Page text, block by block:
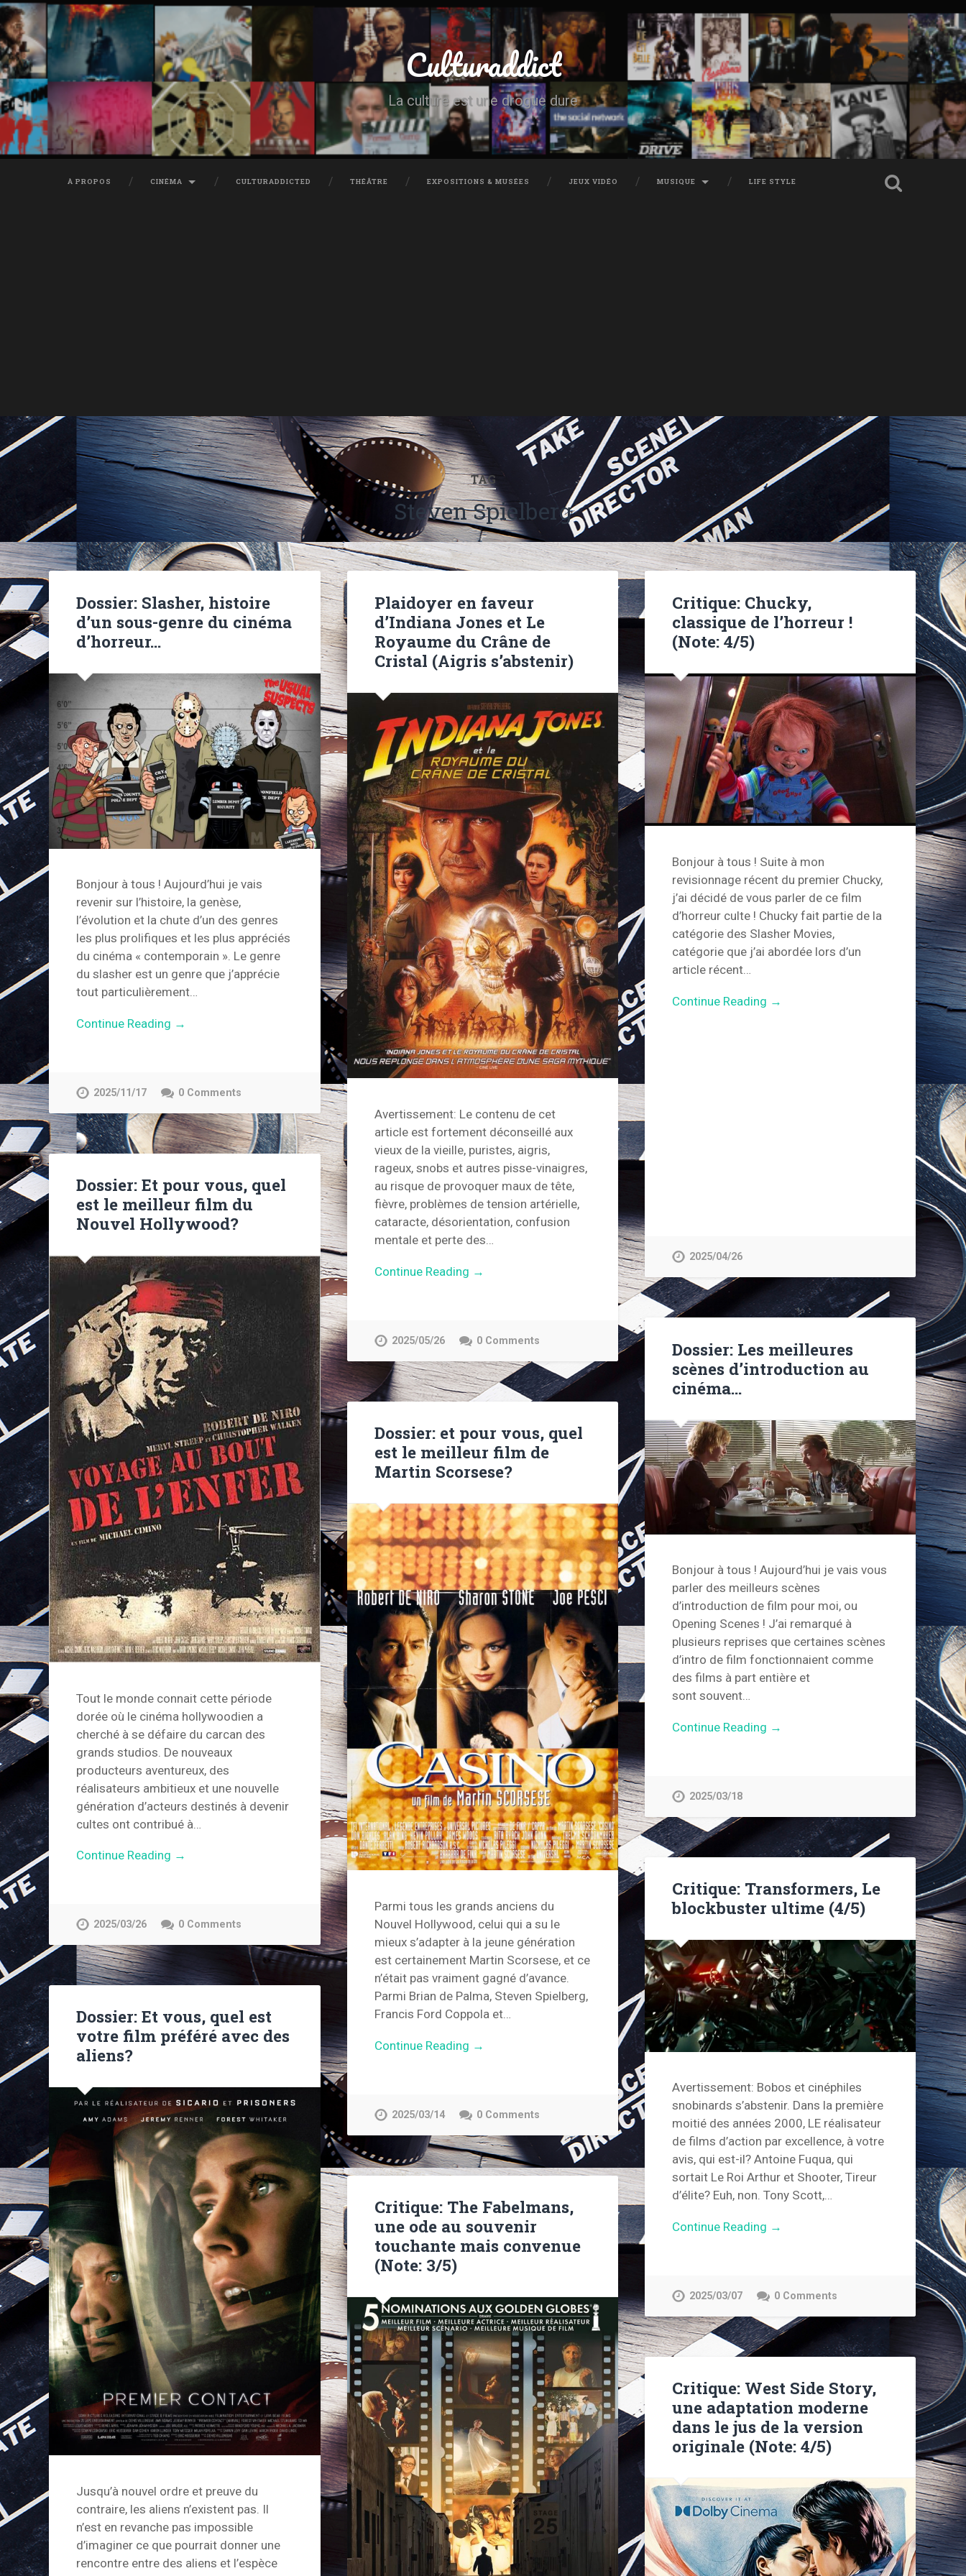
Culturaddict
La culture est une drogue dure
À PROPOS CINÉMA CULTURADDICTED THÉÂTRE EXPOSITIONS & MUSÉES JEUX VIDÉO MUSIQUE LIFE STYLE
TAG
Steven Spielberg
Dossier: Slasher, histoire
d’un sous-genre du cinéma
d’horreur…
Bonjour à tous ! Aujourd’hui je vais
revenir sur l’histoire, la genèse,
l’évolution et la chute d’un des genres
les plus prolifiques et les plus appréciés
du cinéma « contemporain ». Le genre
du slasher est un genre que j’apprécie
tout particulièrement…
Continue Reading →
2025/11/17 0 Comments
Plaidoyer en faveur
d’Indiana Jones et Le
Royaume du Crâne de
Cristal (Aigris s’abstenir)
Avertissement: Le contenu de cet
article est fortement déconseillé aux
vieux de la vieille, puristes, aigris,
rageux, snobs et autres pisse-vinaigres,
au risque de provoquer maux de tête,
fièvre, problèmes de tension artérielle,
cataracte, désorientation, confusion
mentale et perte des…
Continue Reading →
2025/05/26 0 Comments
Critique: Chucky,
classique de l’horreur !
(Note: 4/5)
Bonjour à tous ! Suite à mon
revisionnage récent du premier Chucky,
j’ai décidé de vous parler de ce film
d’horreur culte ! Chucky fait partie de la
catégorie des Slasher Movies,
catégorie que j’ai abordée lors d’un
article récent…
Continue Reading →
2025/04/26
Dossier: Et pour vous, quel
est le meilleur film du
Nouvel Hollywood?
Tout le monde connait cette période
dorée où le cinéma hollywoodien a
cherché à se défaire du carcan des
grands studios. De nouveaux
producteurs aventureux, des
réalisateurs ambitieux et une nouvelle
génération d’acteurs destinés à devenir
cultes ont contribué à…
Continue Reading →
2025/03/26 0 Comments
Dossier: Les meilleures
scènes d’introduction au
cinéma…
Bonjour à tous ! Aujourd’hui je vais vous
parler des meilleurs scènes
d’introduction de film pour moi, ou
Opening Scenes ! J’ai remarqué à
plusieurs reprises que certaines scènes
d’intro de film fonctionnaient comme
des films à part entière et
sont souvent…
Continue Reading →
2025/03/18
Dossier: et pour vous, quel
est le meilleur film de
Martin Scorsese?
Parmi tous les grands anciens du
Nouvel Hollywood, celui qui a su le
mieux s’adapter à la jeune génération
est certainement Martin Scorsese, et ce
n’était pas vraiment gagné d’avance.
Parmi Brian de Palma, Steven Spielberg,
Francis Ford Coppola et…
Continue Reading →
2025/03/14 0 Comments
Critique: Transformers, Le
blockbuster ultime (4/5)
Avertissement: Bobos et cinéphiles
snobinards s’abstenir. Dans la première
moitié des années 2000, LE réalisateur
de films d’action par excellence, à votre
avis, qui est-il? Antoine Fuqua, qui
sortait Le Roi Arthur et Shooter, Tireur
d’élite? Euh, non. Tony Scott,…
Continue Reading →
2025/03/07 0 Comments
Dossier: Et vous, quel est
votre film préféré avec des
aliens?
Jusqu’à nouvel ordre et preuve du
contraire, les aliens n’existent pas. Il
n’est en revanche pas impossible
d’imaginer ce que pourrait donner une
rencontre entre des aliens et l’espèce
Critique: The Fabelmans,
une ode au souvenir
touchante mais convenue
(Note: 3/5)
Critique: West Side Story,
une adaptation moderne
dans le jus de la version
originale (Note: 4/5)